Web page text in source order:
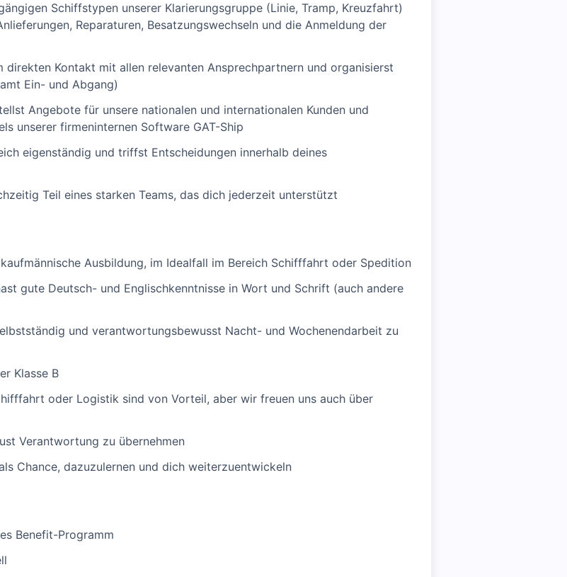
Schiffstypen unserer Klarierungsgruppe (Linie, Tramp, Kreuzfahrt)
Reparaturen, Besatzungswechseln und die Anmeldung der
direkten Kontakt mit allen relevanten Ansprechpartnern und organisierst
Ein- und Abgang)
Angebote für unsere nationalen und internationalen Kunden und
unserer firmeninternen Software GAT-Ship
eigenständig und triffst Entscheidungen innerhalb deines
Teil eines starken Teams, das dich jederzeit unterstützt
Ausbildung, im Idealfall im Bereich Schifffahrt oder Spedition
gute Deutsch- und Englischkenntnisse in Wort und Schrift (auch andere
und verantwortungsbewusst Nacht- und Wochenendarbeit zu
Klasse B
oder Logistik sind von Vorteil, aber wir freuen uns auch über
Verantwortung zu übernehmen
Chance, dazuzulernen und dich weiterzuentwickeln
Benefit-Programm